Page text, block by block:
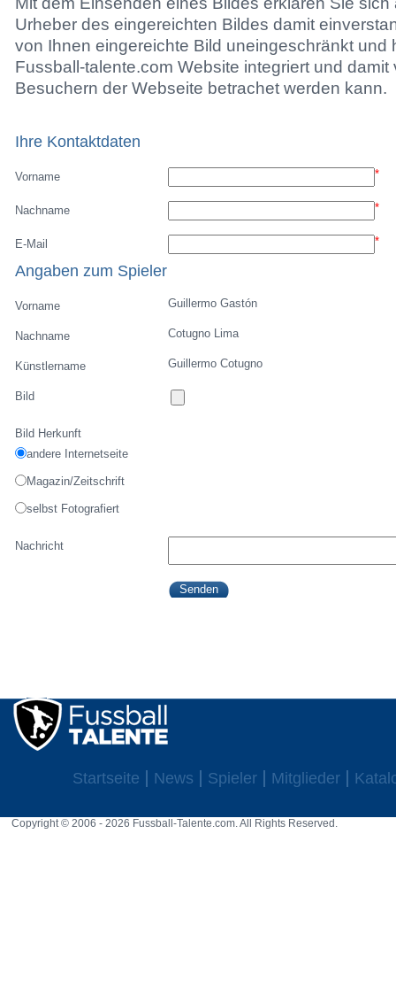
Urheber des eingereichten Bildes damit
von Ihnen eingereichte Bild uneingeschränkt und
Fussball-talente.com Website integriert und damit
Besuchern der Webseite betrachet werden kann.
Ihre Kontaktdaten
Vorname *
Nachname *
E-Mail *
Angaben zum Spieler
Vorname Guillermo Gastón
Nachname Cotugno Lima
Künstlername Guillermo Cotugno
Bild
Bild Herkunft
andere Internetseite
Magazin/Zeitschrift
selbst Fotografiert
Nachricht
Startseite News Spieler Mitglieder
Copyright © 2006 - 2026 Fussball-Talente.com. All Rights Reserved.